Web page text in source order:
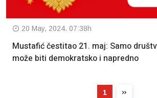
20 May, 2024. 07:38h
Mustafić čestitao 21. maj: Samo
može biti demokratsko i napredno
1